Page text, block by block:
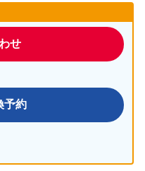
せ
予約